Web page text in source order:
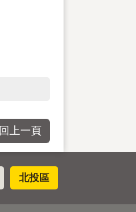
回上一頁
北投區